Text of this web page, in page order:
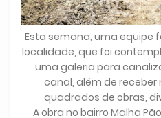
Esta semana, uma equipe
localidade, que foi
uma galeria para
canal, além de receber
quadrados de obras,
A obra no bairro Malha